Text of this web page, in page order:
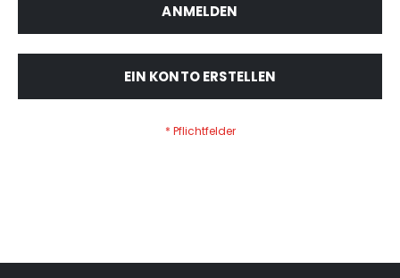
ANMELDEN
EIN KONTO ERSTELLEN